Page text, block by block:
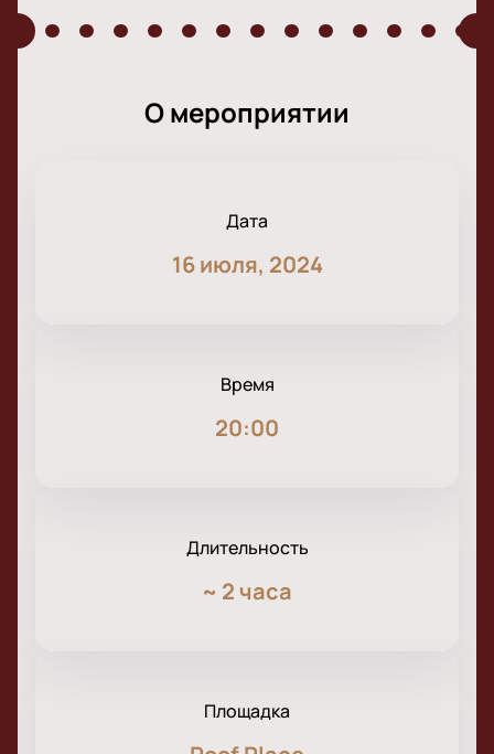
О мероприятии
Дата
16 июля, 2024
Время
20:00
Длительность
~ 2 часа
Площадка